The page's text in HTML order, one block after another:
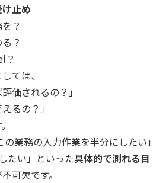
止め
？
？
？
ては、
価されるの？」
るの？」
業務の入力作業を半分にしたい」
たい」といった具体的で測れる目
可欠です。